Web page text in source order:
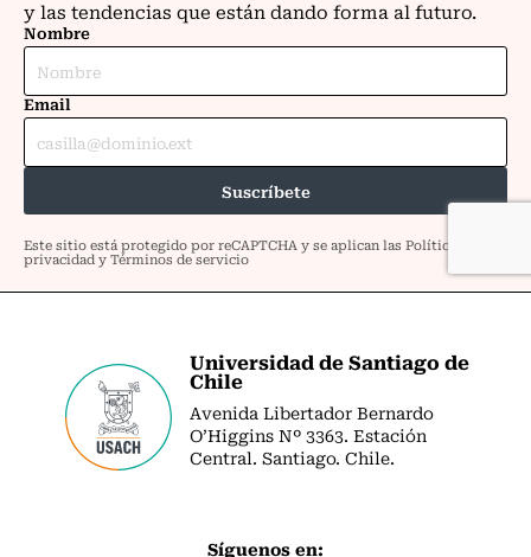
Universidad de Santiago de
Chile
Avenida Libertador Bernardo
O’Higgins Nº 3363. Estación
Central. Santiago. Chile.
Síguenos en: